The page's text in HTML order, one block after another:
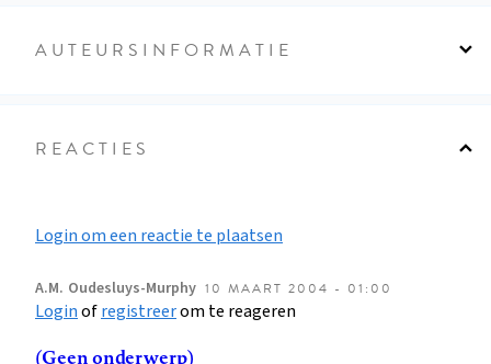
AUTEURSINFORMATIE
REACTIES
Login om een reactie te plaatsen
A.M. Oudesluys-Murphy 10 MAART 2004 - 01:00
Loginofregistreerom te reageren
(Geen onderwerp)